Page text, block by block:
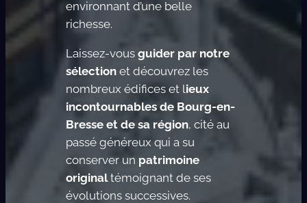
environnant d’une belle
richesse.
Laissez-vousguider par notre
sélection et découvrez les
nombreux édifices et lieux
incontournables de Bourg-en-
Bresse et de sa région, cité au
passé généreux qui a su
conserver un patrimoine
originaltémoignant de ses
évolutions successives.